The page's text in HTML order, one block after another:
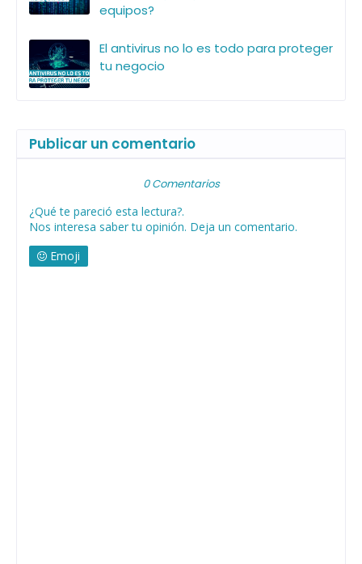
equipos?
El antivirus no lo es todo para proteger
tu negocio
Publicar un comentario
0 Comentarios
¿Qué te pareció esta lectura?.
Nos interesa saber tu opinión. Deja un comentario.
Emoji